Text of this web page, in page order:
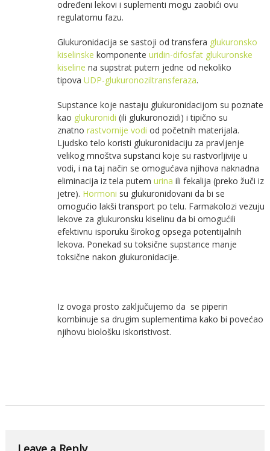
određeni lekovi i suplementi mogu zaobići ovu
regulatornu fazu.
Glukuronidacija se sastoji od transfera glukuronsko
kiselinske komponente uridin-difosfat glukuronske
kiseline na supstrat putem jedne od nekoliko
tipova UDP-glukuronoziltransferaza.
Supstance koje nastaju glukuronidacijom su poznate
kao glukuronidi (ili glukuronozidi) i tipično su
znatno rastvornije vodi od početnih materijala.
Ljudsko telo koristi glukuronidaciju za pravljenje
velikog mnoštva supstanci koje su rastvorljivije u
vodi, i na taj način se omogućava njihova naknadna
eliminacija iz tela putem urina ili fekalija (preko žuči iz
jetre). Hormoni su glukuronidovani da bi se
omogućio lakši transport po telu. Farmakolozi vezuju
lekove za glukuronsku kiselinu da bi omogućili
efektivnu isporuku širokog opsega potentijalnih
lekova. Ponekad su toksične supstance manje
toksične nakon glukuronidacije.
Iz ovoga prosto zaključujemo da se piperin
kombinuje sa drugim suplementima kako bi povećao
njihovu biološku iskoristivost.